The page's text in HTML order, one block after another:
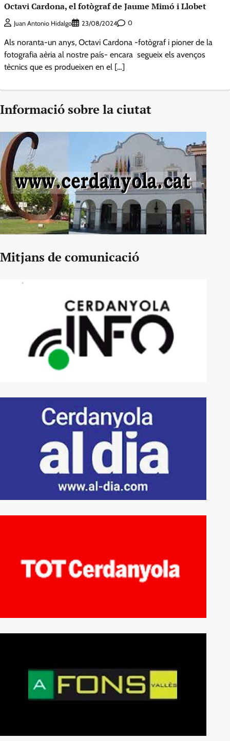
Octavi Cardona, el fotògraf de Jaume Mimó i Llobet
Juan Antonio Hidalgo 23/08/2024 0
Als noranta-un anys, Octavi Cardona -fotògraf i pioner de la
fotografia aèria al nostre país- encara segueix els avenços
tècnics que es produeixen en el […]
Informació sobre la ciutat
Mitjans de comunicació